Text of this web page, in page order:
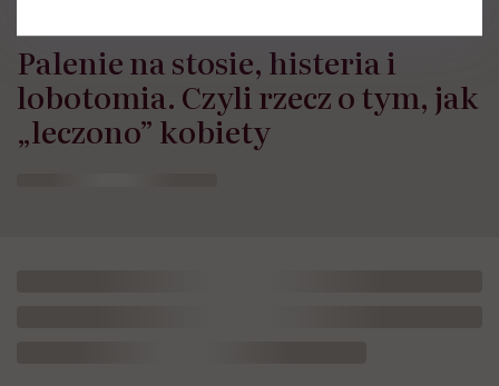
Palenie na stosie, histeria i
lobotomia. Czyli rzecz o tym, jak
„leczono” kobiety